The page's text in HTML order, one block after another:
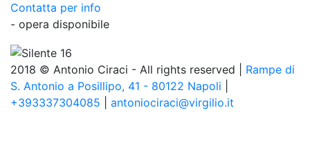
Contatta per info
- opera disponibile
2018 © Antonio Ciraci - All rights reserved | Rampe di
S. Antonio a Posillipo, 41 - 80122 Napoli
+393337304085
antoniociraci@virgilio.it